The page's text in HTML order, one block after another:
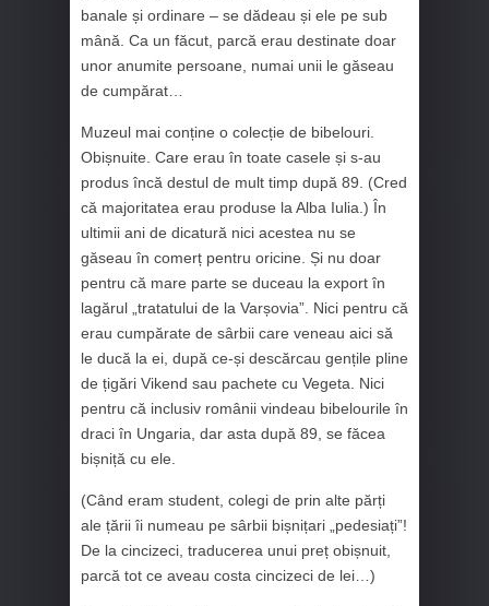
banale și ordinare – se dădeau și ele pe sub
mână. Ca un făcut, parcă erau destinate doar
unor anumite persoane, numai unii le găseau
de cumpărat…
Muzeul mai conține o colecție de bibelouri.
Obișnuite. Care erau în toate casele și s-au
produs încă destul de mult timp după 89. (Cred
că majoritatea erau produse la Alba Iulia.) În
ultimii ani de dicatură nici acestea nu se
găseau în comerț pentru oricine. Și nu doar
pentru că mare parte se duceau la export în
lagărul „tratatului de la Varșovia”. Nici pentru că
erau cumpărate de sârbii care veneau aici să
le ducă la ei, după ce-și descărcau gențile pline
de țigări Vikend sau pachete cu Vegeta. Nici
pentru că inclusiv românii vindeau bibelourile în
draci în Ungaria, dar asta după 89, se făcea
bișniță cu ele.
(Când eram student, colegi de prin alte părți
ale țării îi numeau pe sârbii bișnițari „pedesiați”!
De la cincizeci, traducerea unui preț obișnuit,
parcă tot ce aveau costa cincizeci de lei…)